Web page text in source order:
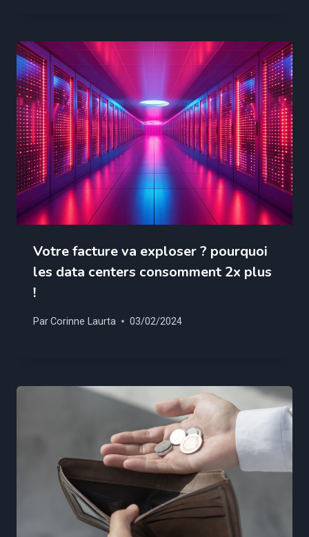
Votre facture va exploser ? pourquoi
les data centers consomment 2x plus
!
ParCorinne Laurta 03/02/2024